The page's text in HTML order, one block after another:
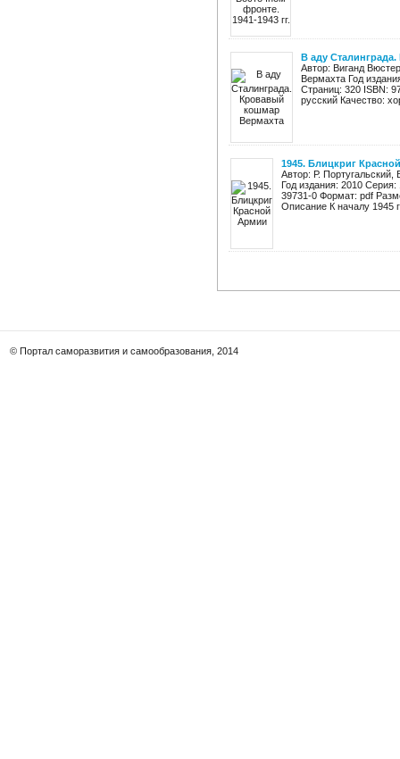
В аду
Автор: Виганд
Вермахта Год
Страниц: 320 ISBN:
русский Качество:
1945. Блицкриг
Автор: Р.
Год издания: 2010
39731-0 Формат: pdf
Описание К началу 1945
© Портал саморазвития и самообразования, 2014